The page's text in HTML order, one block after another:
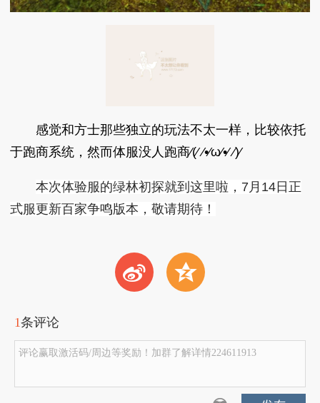
感觉和方士那些独立的玩法不太一样，比较依托
于跑商系统，然而体服没人跑商⁄(⁄ ⁄•⁄ω⁄•⁄ ⁄)⁄
本次体验服的绿林初探就到这里啦，7月14日正
式服更新百家争鸣版本，敬请期待！
t z
1条评论
评论赢取激活码/周边等奖励！加群了解详情224611913